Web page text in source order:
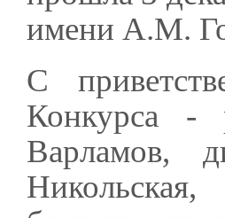
имени А.М.
С
Конкурса -